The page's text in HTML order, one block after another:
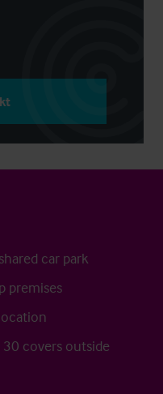
car park
premises
covers outside